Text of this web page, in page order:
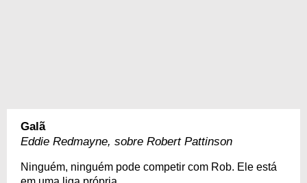
Galã
Eddie Redmayne, sobre Robert Pattinson
Ninguém, ninguém pode competir com Rob. Ele está